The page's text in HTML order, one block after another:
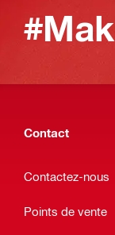
Contact
Contactez-nous
Points de vente